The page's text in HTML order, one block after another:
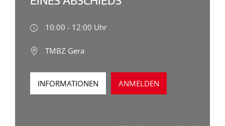
10:00 - 12:00 Uhr
TMBZ Gera
INFORMATIONEN ANMELDEN